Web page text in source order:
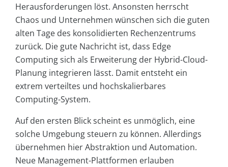
Herausforderungen löst. Ansonsten herrscht
Chaos und Unternehmen wünschen sich die guten
alten Tage des konsolidierten Rechenzentrums
zurück. Die gute Nachricht ist, dass Edge
Computing sich als Erweiterung der Hybrid-Cloud-
Planung integrieren lässt. Damit entsteht ein
extrem verteiltes und hochskalierbares
Computing-System.
Auf den ersten Blick scheint es unmöglich, eine
solche Umgebung steuern zu können. Allerdings
übernehmen hier Abstraktion und Automation.
Neue Management-Plattformen erlauben